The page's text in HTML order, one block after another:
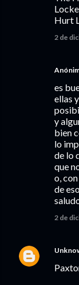
Hurt
2 de
es
ellas
y
bien
lo
de lo
que
o,
de
2 de